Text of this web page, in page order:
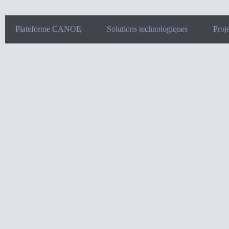
Plateforme CANOE Solutions technologiques